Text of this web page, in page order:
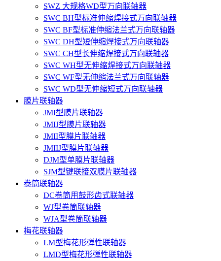
SWZ 大规格WD型万向联轴器
SWC BH型标准伸缩焊接式万向联轴器
SWC BF型标准伸缩法兰式万向联轴器
SWC DH型短伸缩焊接式万向联轴器
SWC CH型长伸缩焊接式万向联轴器
SWC WH型无伸缩焊接式万向联轴器
SWC WF型无伸缩法兰式万向联轴器
SWC WD型无伸缩短式万向联轴器
膜片联轴器
JMI型膜片联轴器
JMIJ型膜片联轴器
JMII型膜片联轴器
JMIIJ型膜片联轴器
DJM型单膜片联轴器
SJM型键联接双膜片联轴器
卷筒联轴器
DC卷筒用鼓形齿式联轴器
WJ型卷筒联轴器
WJA型卷筒联轴器
梅花联轴器
LM型梅花形弹性联轴器
LMD型梅花形弹性联轴器